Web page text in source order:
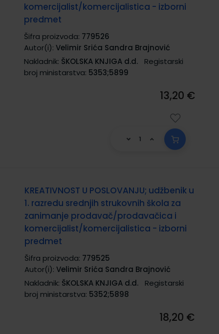
komercijalist/komercijalistica - izborni
predmet
Šifra proizvoda: 779526
Autor(i): Velimir Srića Sandra Brajnović
Nakladnik: ŠKOLSKA KNJIGA d.d.
Registarski
broj ministarstva: 5353;5899
13,20 €
KREATIVNOST U POSLOVANJU; udžbenik u
1. razredu srednjih strukovnih škola za
zanimanje prodavač/prodavačica i
komercijalist/komercijalistica - izborni
predmet
Šifra proizvoda: 779525
Autor(i): Velimir Srića Sandra Brajnović
Nakladnik: ŠKOLSKA KNJIGA d.d.
Registarski
broj ministarstva: 5352;5898
18,20 €